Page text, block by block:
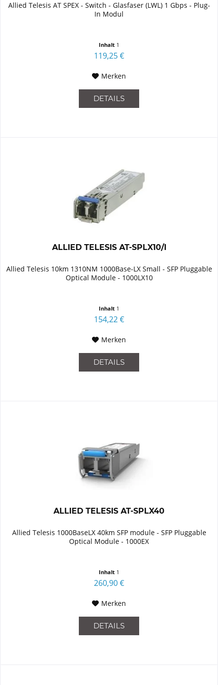
Allied Telesis AT SPEX - Switch - Glasfaser (LWL) 1 Gbps - Plug-
In Modul
Inhalt 1
119,25 €
Merken
DETAILS
ALLIED TELESIS AT-SPLX10/I
Allied Telesis 10km 1310NM 1000Base-LX Small - SFP Pluggable
Optical Module - 1000LX10
Inhalt 1
154,22 €
Merken
DETAILS
ALLIED TELESIS AT-SPLX40
Allied Telesis 1000BaseLX 40km SFP module - SFP Pluggable
Optical Module - 1000EX
Inhalt 1
260,90 €
Merken
DETAILS